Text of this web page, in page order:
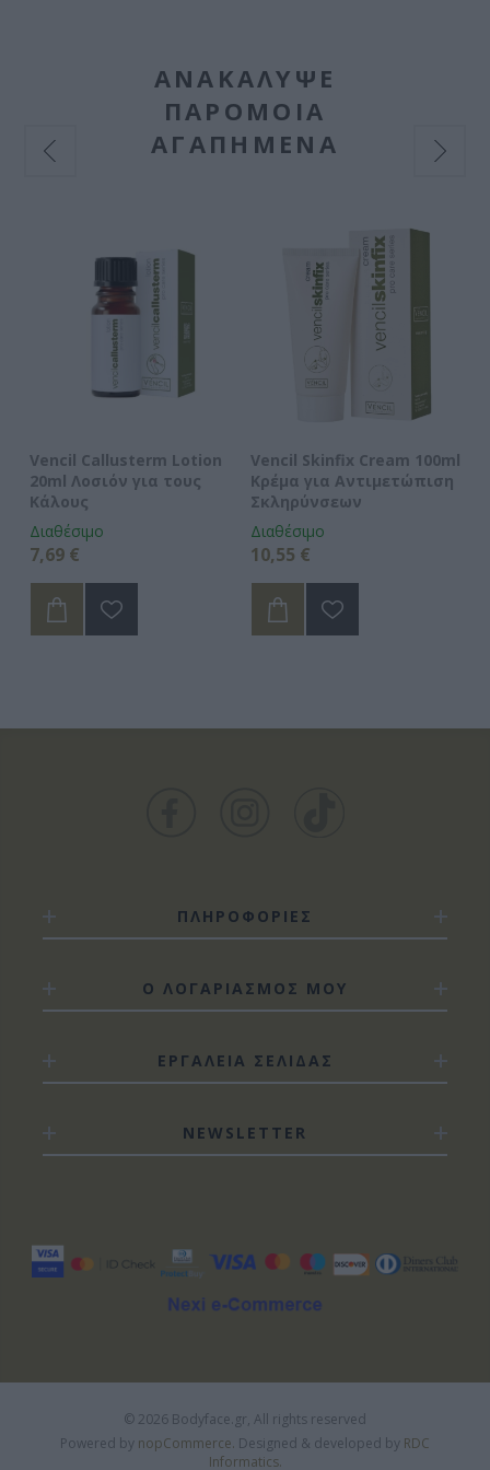
ΑΝΑΚΆΛΥΨΕ
ΠΑΡΌΜΟΙΑ
ΑΓΑΠΗΜΈΝΑ
Vencil Callusterm Lotion
20ml Λοσιόν για τους
Κάλους
Διαθέσιμο
7,69 €
Vencil Skinfix Cream 100ml
Κρέμα για Αντιμετώπιση
Σκληρύνσεων
Διαθέσιμο
10,55 €
ΠΛΗΡΟΦΟΡΙΕΣ
Ο ΛΟΓΑΡΙΑΣΜΟΣ ΜΟΥ
ΕΡΓΑΛΕΙΑ ΣΕΛΙΔΑΣ
NEWSLETTER
© 2026 Bodyface.gr, All rights reserved
Powered by nopCommerce. Designed & developed by RDC
Informatics.